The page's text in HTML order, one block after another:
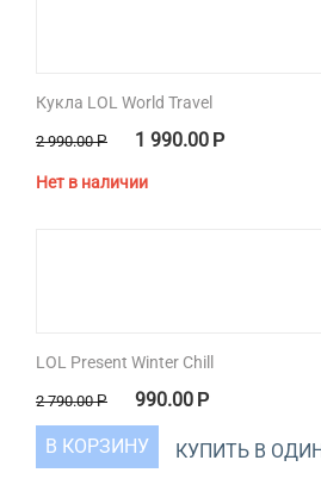
Кукла LOL World Travel
2 990.00 Р 1 990.00 Р
Нет в наличии
LOL Present Winter Chill
2 790.00 Р 990.00 Р
В КОРЗИНУ КУПИТЬ В